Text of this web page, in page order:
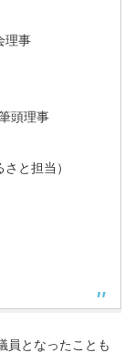
理事
頭理事
と担当）
員となったことも